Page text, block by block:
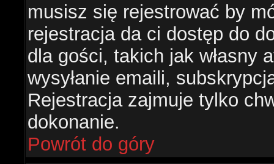
musisz się rejestrować by
rejestracja da ci dostęp do
dla gości, takich jak własny
wysyłanie emaili,
Rejestracja zajmuje tylko
dokonanie.
Powrót do góry